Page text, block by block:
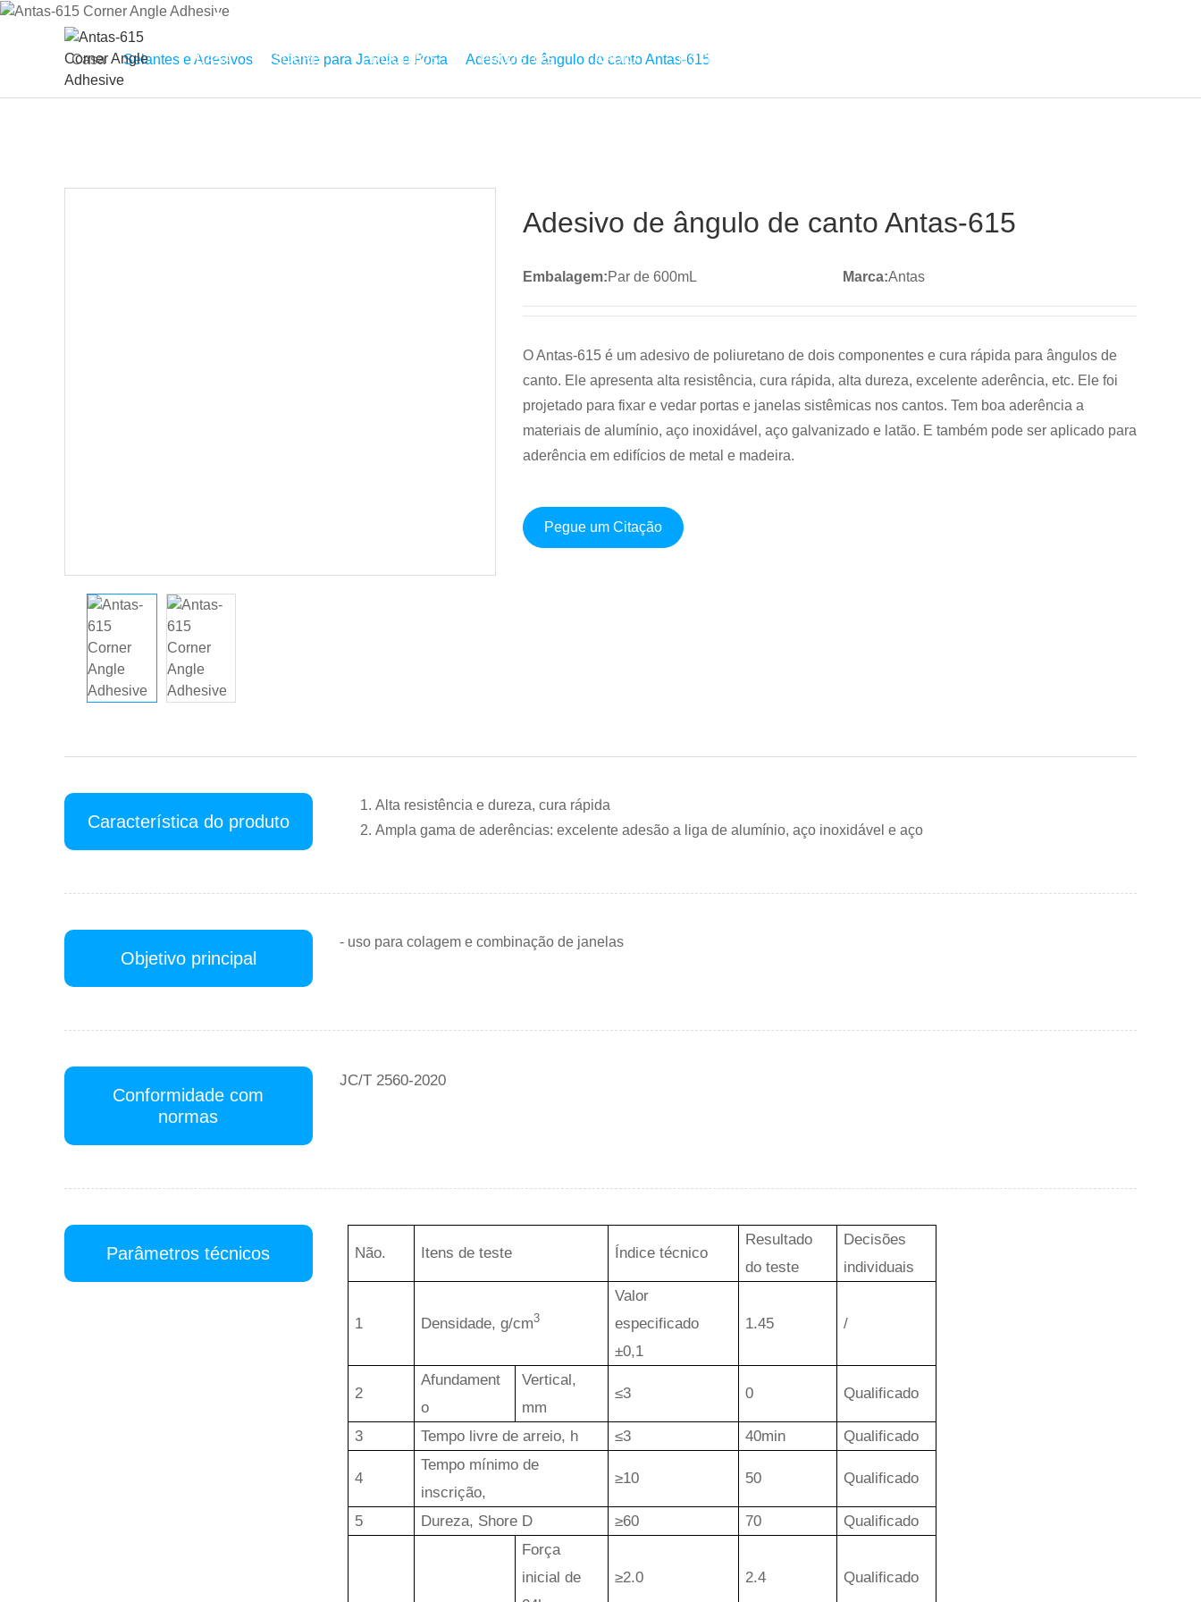
CASA SOBRE PRODUTOS PROJETOS APOIO NOTÍCIAS
Antas-615
Casa Selantes e Adesivos Selante para Janela e Porta Adesivo de ângulo de canto Antas-615
Adesivo de ângulo de canto Antas-615
Embalagem:Par de 600mL Marca:Antas
O Antas-615 é um adesivo de poliuretano de dois componentes e cura rápida para ângulos de
canto. Ele apresenta alta resistência, cura rápida, alta dureza, excelente aderência, etc. Ele foi
projetado para fixar e vedar portas e janelas sistêmicas nos cantos. Tem boa aderência a
materiais de alumínio, aço inoxidável, aço galvanizado e latão. E também pode ser aplicado para
aderência em edifícios de metal e madeira.
Pegue um Citação
Característica do produto
Alta resistência e dureza, cura rápida
Ampla gama de aderências: excelente adesão a liga de alumínio, aço inoxidável e aço
Objetivo principal
- uso para colagem e combinação de janelas
Conformidade com
normas
JC/T 2560-2020
Parâmetros técnicos Não. Itens de teste Índice técnico
Resultado
do teste
Decisões
individuais
1 Densidade, g/cm3
Valor
especificado
±0,1
1.45 /
2
Afundament
o
Vertical,
mm
≤3 0 Qualificado
3 Tempo livre de arreio, h ≤3 40min Qualificado
4
Tempo mínimo de
inscrição,
≥10 50 Qualificado
5 Dureza, Shore D ≥60 70
Qualificado
Força
inicial de
≥2.0 2.4 Qualificado